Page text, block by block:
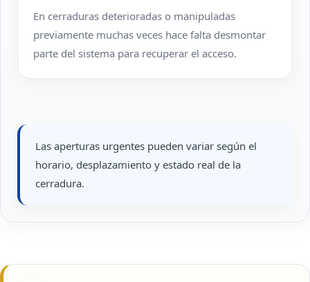
En cerraduras deterioradas o manipuladas
previamente muchas veces hace falta desmontar
parte del sistema para recuperar el acceso.
Las aperturas urgentes pueden variar según el
horario, desplazamiento y estado real de la
cerradura.